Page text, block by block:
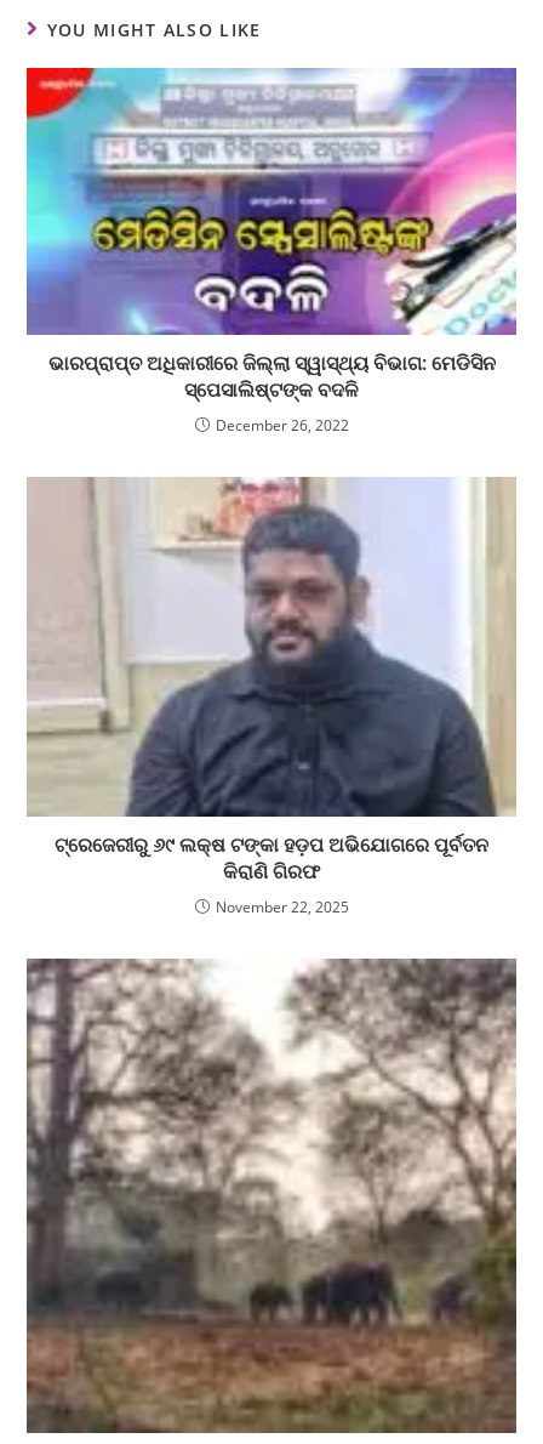
YOU MIGHT ALSO LIKE
ଭାରପ୍ରାପ୍ତ ଅଧିକାରୀରେ ଜିଲ୍ଲା ସ୍ୱାସ୍ଥ୍ୟ ବିଭାଗ: ମେଡିସିନ
ସ୍ପେସାଲିଷ୍ଟଙ୍କ ବଦଳି
December 26, 2022
ଟ୍ରେଜେରୀରୁ ୬୯ ଲକ୍ଷ ଟଙ୍କା ହଡ଼ପ ଅଭିଯୋଗରେ ପୂର୍ବତନ
କିରାଣି ଗିରଫ
November 22, 2025